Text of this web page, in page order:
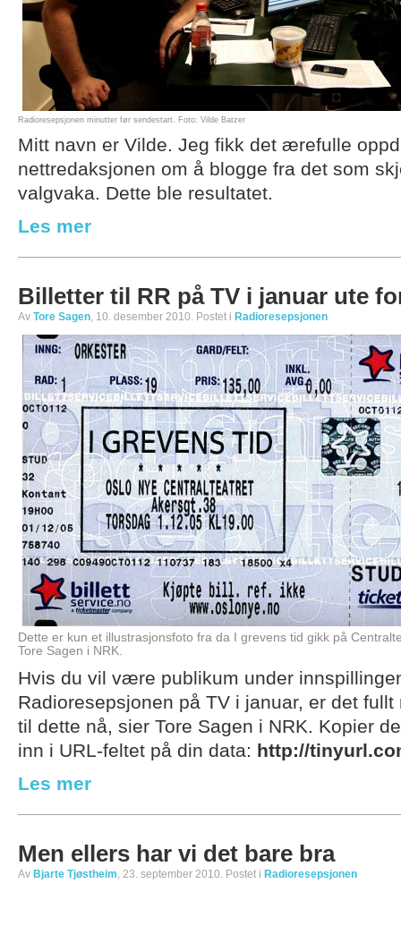
Radioresepsjonen minutter før sendestart. Foto: Vilde Batzer
Mitt navn er Vilde. Jeg fikk det ærefulle
nettredaksjonen om å blogge fra det som
valgvaka. Dette ble resultatet.
Les mer
Billetter til RR på TV i januar ute
Av Tore Sagen, 10. desember 2010. Postet i Radioresepsjonen
Dette er kun et illustrasjonsfoto fra da I grevens tid gikk på
Tore Sagen i NRK.
Hvis du vil være publikum under
Radioresepsjonen på TV i januar, er det
til dette nå, sier Tore Sagen i NRK. Kopier
inn i URL-feltet på din data: http://
Les mer
Men ellers har vi det bare bra
Av Bjarte Tjøstheim, 23. september 2010. Postet i Radioresepsjonen